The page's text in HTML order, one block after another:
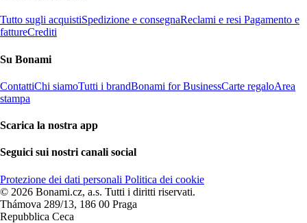
Tutto sugli acquistiSpedizione e consegnaReclami e resi Pagamento e
fattureCrediti
Su Bonami
ContattiChi siamoTutti i brandBonami for BusinessCarte regaloArea
stampa
Scarica la nostra app
Seguici sui nostri canali social
Protezione dei dati personali Politica dei cookie
© 2026 Bonami.cz, a.s. Tutti i diritti riservati.
Thámova 289/13, 186 00 Praga
Repubblica Ceca